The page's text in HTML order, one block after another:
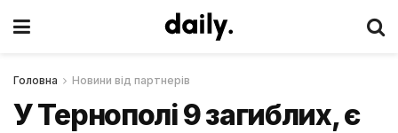
Головна Новини від партнерів
У Тернополі 9 загиблих, є